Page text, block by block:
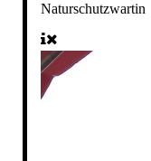
Naturschutzwartin